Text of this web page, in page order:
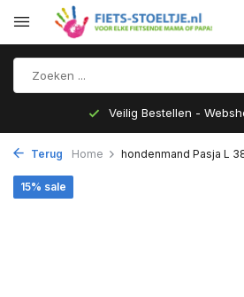
Veilig Bestellen -
Terug Home hondenmand Pasja L
15% sale